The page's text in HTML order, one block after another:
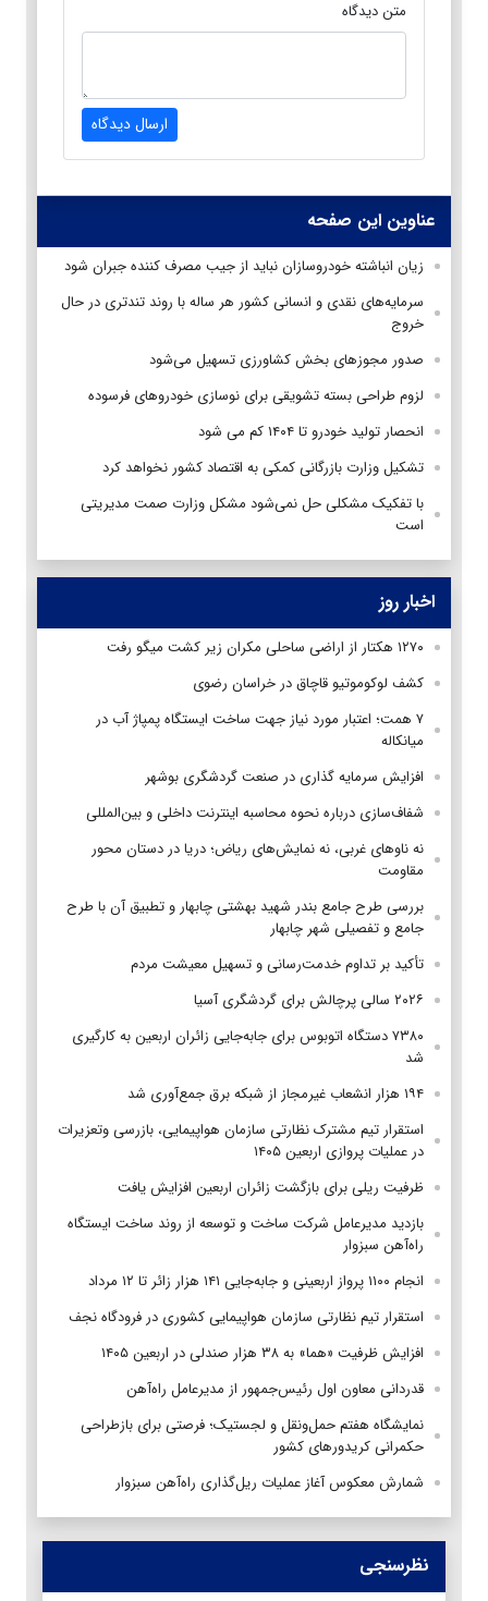
متن دیدگاه
ارسال دیدگاه
عناوین این صفحه
زیان انباشته خودروسازان نباید از جیب مصرف کننده جبران شود
سرمایه‌های نقدی و انسانی کشور هر ساله با روند تندتری در حال
خروج
صدور مجوز‌های بخش کشاورزی تسهیل می‌شود
لزوم طراحی بسته تشویقی برای نوسازی خودروهای فرسوده
انحصار تولید خودرو تا ۱۴۰۴ کم می شود
تشکیل وزارت بازرگانی کمکی به اقتصاد کشور نخواهد کرد
با تفکیک مشکلی حل نمی‌شود مشکل وزارت صمت مدیریتی
است
اخبار روز
۱۲۷۰ هکتار از اراضی ساحلی مکران زیر کشت میگو رفت
کشف لوکوموتیو قاچاق در خراسان رضوی
۷ همت؛ اعتبار مورد نیاز جهت ساخت ایستگاه پمپاژ آب در
میانکاله
افزایش سرمایه گذاری در صنعت گردشگری بوشهر
شفاف‌سازی درباره نحوه محاسبه اینترنت داخلی و بین‌المللی
نه ناوهای غربی، نه نمایش‌های ریاض؛ دریا در دستان محور
مقاومت
بررسی طرح جامع بندر شهید بهشتی چابهار و تطبیق آن با طرح
جامع و تفصیلی شهر چابهار
تأکید بر تداوم خدمت‌رسانی و تسهیل معیشت مردم
۲۰۲۶ سالی پرچالش برای گردشگری آسیا
۷۳۸۰ دستگاه اتوبوس برای جابه‌جایی زائران اربعین به‌ کارگیری
شد
۱۹۴ هزار انشعاب غیرمجاز از شبکه برق جمع‌آوری شد
استقرار تیم مشترک نظارتی سازمان هواپیمایی، بازرسی وتعزیرات
در عملیات پروازی اربعین ۱۴۰۵
ظرفیت ریلی برای بازگشت زائران اربعین افزایش یافت
بازدید مدیرعامل شرکت ساخت و توسعه از روند ساخت ایستگاه
راه‌آهن سبزوار
انجام ۱۱۰۰ پرواز اربعینی و جابه‌جایی ۱۴۱ هزار زائر تا ۱۲ مرداد
استقرار تیم‌ نظارتی سازمان هواپیمایی کشوری در فرودگاه نجف
افزایش ظرفیت «هما» به ۳۸ هزار صندلی در اربعین ۱۴۰۵
قدردانی معاون اول رئیس‌جمهور از مدیرعامل راه‌آهن
نمایشگاه هفتم حمل‌ونقل و لجستیک؛ فرصتی برای بازطراحی
حکمرانی کریدورهای کشور
شمارش معکوس آغاز عملیات ریل‌گذاری راه‌آهن سبزوار
نظرسنجی